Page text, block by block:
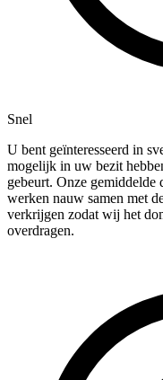
Snel
U bent geïnteresseerd in
mogelijk in uw bezit
gebeurt. Onze
werken nauw samen met
verkrijgen zodat wij het
overdragen.